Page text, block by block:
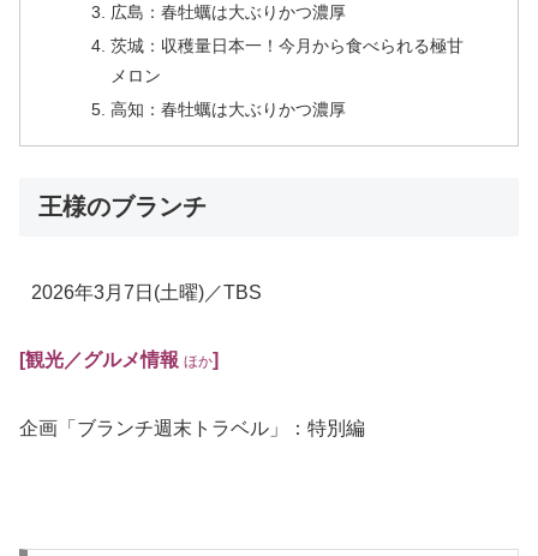
広島：春牡蠣は大ぶりかつ濃厚
茨城：収穫量日本一！今月から食べられる極甘
メロン
高知：春牡蠣は大ぶりかつ濃厚
王様のブランチ
2026年3月7日 (土曜) ／TBS
[観光／グルメ情報 ほか]
企画「ブランチ週末トラベル」：特別編